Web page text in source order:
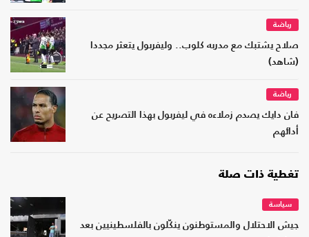
رياضة
صلاح يشتبك مع مدربه كلوب.. وليفربول يتعثر مجددا
(شاهد)
رياضة
فان دايك يصدم زملاءه في ليفربول بهذا التصريح عن
أدائهم
تغطية ذات صلة
سياسة
جيش الاحتلال والمستوطنون ينكّلون بالفلسطينيين بعد